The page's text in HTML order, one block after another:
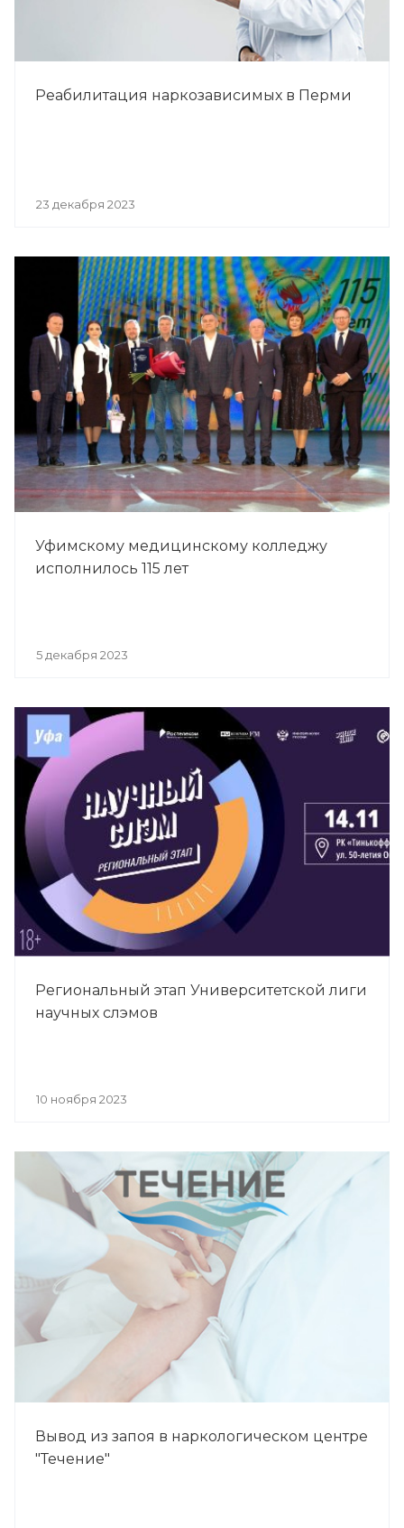
Реабилитация наркозависимых в Перми
23 декабря 2023
Уфимскому медицинскому колледжу
исполнилось 115 лет
5 декабря 2023
Региональный этап Университетской лиги
научных слэмов
10 ноября 2023
Вывод из запоя в наркологическом центре
"Течение"